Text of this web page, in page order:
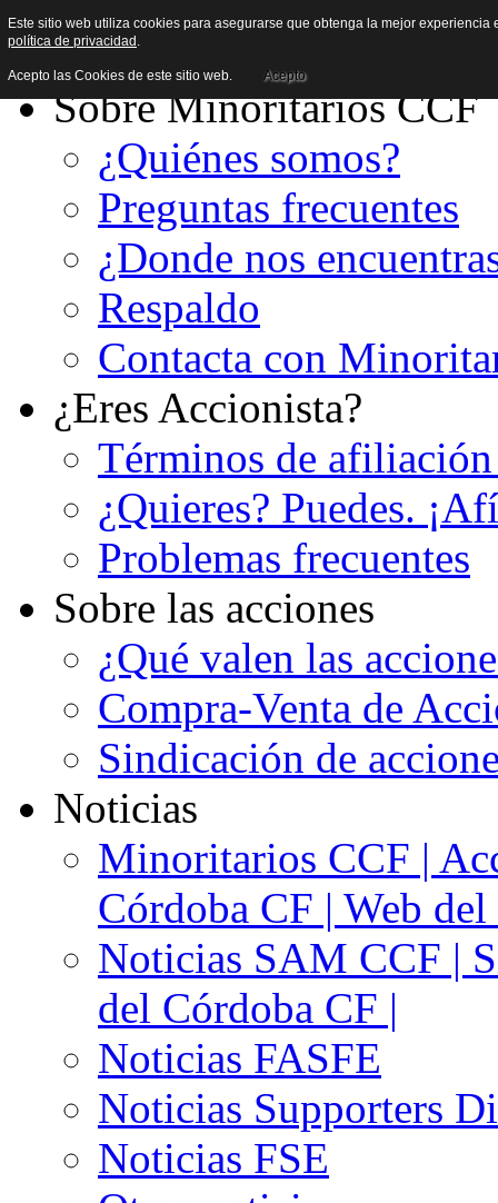
Sobre Minoritarios CCF
¿Quiénes somos?
Preguntas frecuentes
¿Donde nos
Respaldo
Contacta con
¿Eres Accionista?
Términos de
¿Quieres? Puedes.
Problemas frecuentes
Sobre las acciones
¿Qué valen las
Compra-Venta de
Sindicación de
Noticias
Minoritarios CCF |
Córdoba CF | Web
Noticias SAM CCF |
del Córdoba CF |
Noticias FASFE
Noticias Supporters
Noticias FSE
Este sitio web utiliza cookies para asegurarse que obtenga la mejor
política de privacidad .
Acepto las Cookies de este sitio web. Acepto